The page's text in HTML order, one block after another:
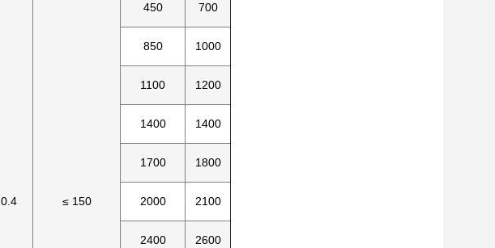
0.4 ≤ 150
450 700
850 1000
1100 1200
1400 1400
1700 1800
2000 2100
2400 2600